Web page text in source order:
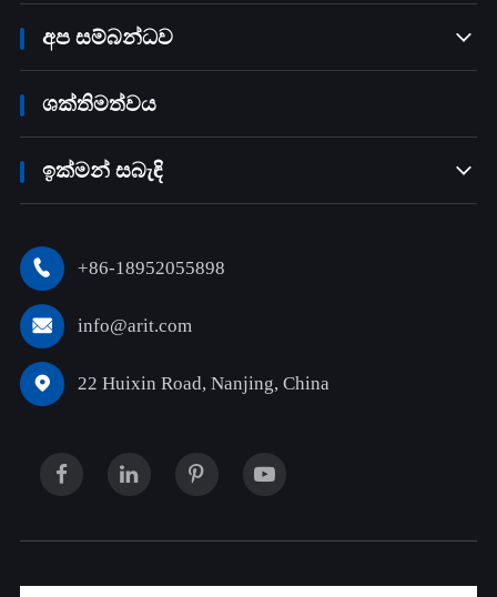
අප සම්බන්ධව 
ශක්තිමත්වය
ඉක්මන් සබැඳි 
 +86-18952055898
 info@arit.com
 22 Huixin Road, Nanjing, China